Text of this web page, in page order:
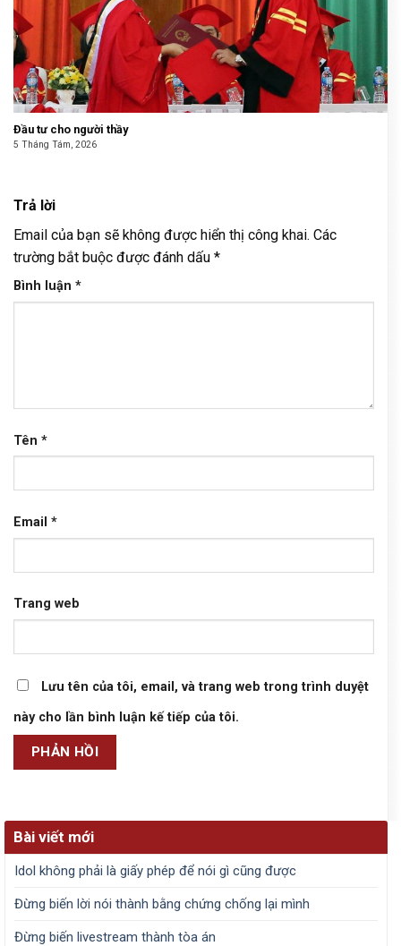
Đầu tư cho người thầy
5 Tháng Tám, 2026
Trả lời
Email của bạn sẽ không được hiển thị công khai. Các
trường bắt buộc được đánh dấu *
Bình luận *
Tên *
Email *
Trang web
Lưu tên của tôi, email, và trang web trong trình duyệt
này cho lần bình luận kế tiếp của tôi.
Bài viết mới
Idol không phải là giấy phép để nói gì cũng được
Đừng biến lời nói thành bằng chứng chống lại mình
Đừng biến livestream thành tòa án